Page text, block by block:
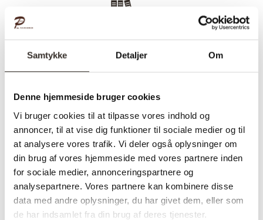
Samtykke Detaljer Om
Denne hjemmeside bruger cookies
Vi bruger cookies til at tilpasse vores indhold og
annoncer, til at vise dig funktioner til sociale medier og til
at analysere vores trafik. Vi deler også oplysninger om
din brug af vores hjemmeside med vores partnere inden
for sociale medier, annonceringspartnere og
analysepartnere. Vores partnere kan kombinere disse
data med andre oplysninger, du har givet dem, eller som
de har indsamlet fra din brug af deres tjenester.
Svævehylder
Hylder uden beslag
Hylder med læderrem
Hylder med Maze beslag
Hylder med laminat
Væghylder
Reoler
Sofaer
Alle sofaer
2 personers sofa
3 personers sofa
Chaiselong sofa
Hjørnesofa
U-sofa